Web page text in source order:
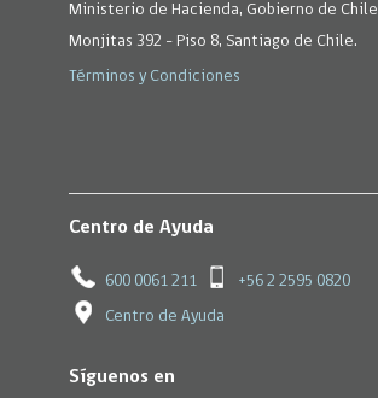
Ministerio de Hacienda, Gobierno de Chile
Monjitas 392 - Piso 8, Santiago de Chile.
Términos y Condiciones
Centro de Ayuda
600 0061 211 +56 2 2595 0820
Centro de Ayuda
Síguenos en